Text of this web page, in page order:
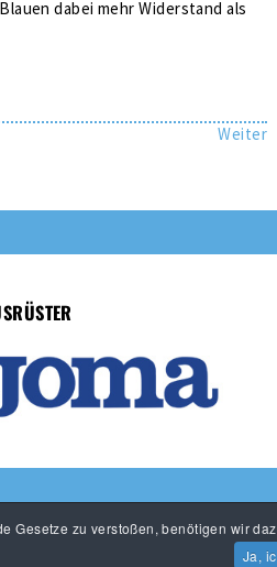
zu verstoßen, benötigen wir
Ja,
dabei mehr Widerstand als
Weiter